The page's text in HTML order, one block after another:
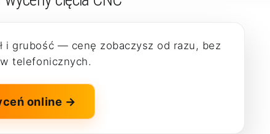
i grubość — cenę zobaczysz od razu, bez
telefonicznych.
online →